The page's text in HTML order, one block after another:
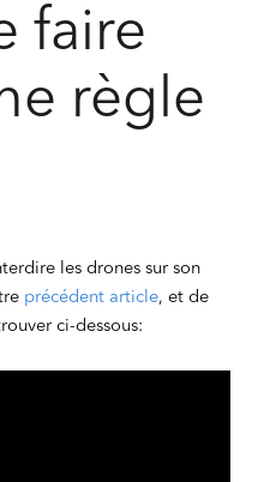
faire
règle
les drones sur son
précédent article, et de
ci-dessous: